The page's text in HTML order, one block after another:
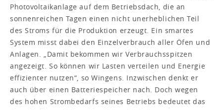
Photovoltaikanlage auf dem Betriebsdach, die an
sonnenreichen Tagen einen nicht unerheblichen Teil
des Stroms für die Produktion erzeugt. Ein smartes
System misst dabei den Einzelverbrauch aller Öfen und
Anlagen. „Damit bekommen wir Verbrauchsspitzen
angezeigt. So können wir Lasten verteilen und Energie
effizienter nutzen“, so Wingens. Inzwischen denkt er
auch über einen Batteriespeicher nach. Doch wegen
des hohen Strombedarfs seines Betriebs bedeutet das